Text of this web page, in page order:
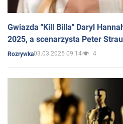
Gwiazda "Kill Billa" Daryl
2025, a scenarzysta Peter
Rozrywka03.03.2025 09:14 4